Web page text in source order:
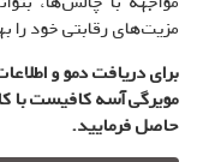
مزیت‌های رقابتی خود را
برای دریافت دمو و
مویرگی آسه کافیست با
حاصل فرمایید.